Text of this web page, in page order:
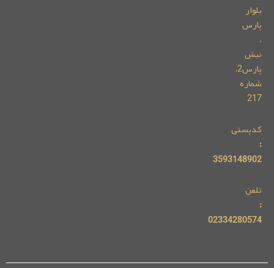
بلوار
پارس
نبش
پارس2،
شماره
217
کدپستی
3593148902
تلفن
02334280574